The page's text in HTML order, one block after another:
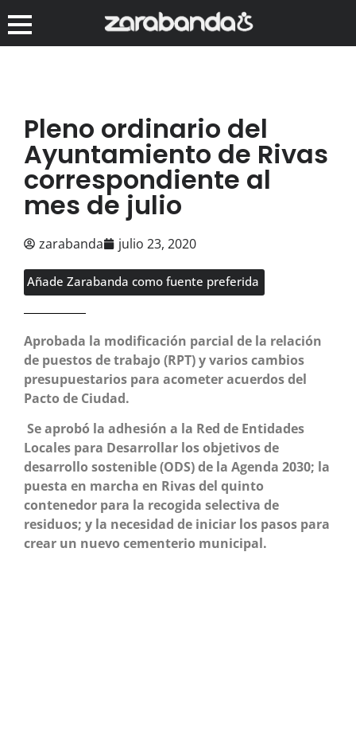
Pleno ordinario del
Ayuntamiento de Rivas
correspondiente al
mes de julio
zarabanda julio 23, 2020
Añade Zarabanda como fuente preferida
Aprobada la modificación parcial de la relación
de puestos de trabajo (RPT) y varios cambios
presupuestarios para acometer acuerdos del
Pacto de Ciudad.
Se aprobó la adhesión a la Red de Entidades
Locales para Desarrollar los objetivos de
desarrollo sostenible (ODS) de la Agenda 2030; la
puesta en marcha en Rivas del quinto
contenedor para la recogida selectiva de
residuos; y la necesidad de iniciar los pasos para
crear un nuevo cementerio municipal.